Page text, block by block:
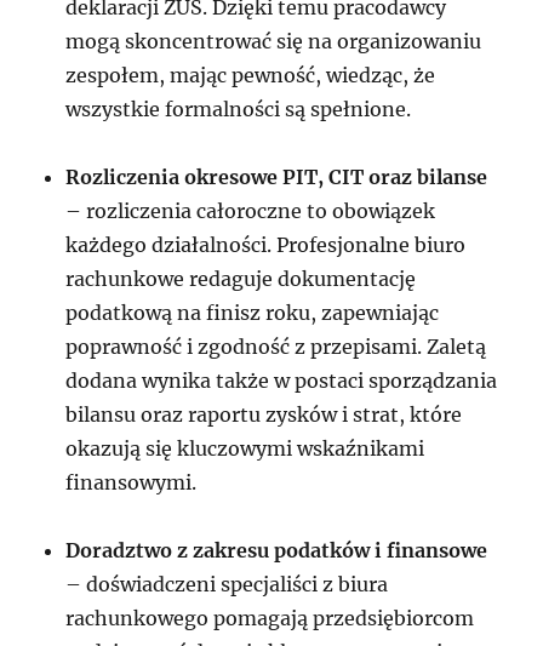
deklaracji ZUS. Dzięki temu pracodawcy
mogą skoncentrować się na organizowaniu
zespołem, mając pewność, wiedząc, że
wszystkie formalności są spełnione.
Rozliczenia okresowe PIT, CIT oraz bilanse
– rozliczenia całoroczne to obowiązek
każdego działalności. Profesjonalne biuro
rachunkowe redaguje dokumentację
podatkową na finisz roku, zapewniając
poprawność i zgodność z przepisami. Zaletą
dodana wynika także w postaci sporządzania
bilansu oraz raportu zysków i strat, które
okazują się kluczowymi wskaźnikami
finansowymi.
Doradztwo z zakresu podatków i finansowe
– doświadczeni specjaliści z biura
rachunkowego pomagają przedsiębiorcom